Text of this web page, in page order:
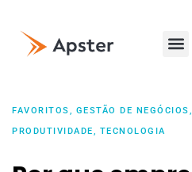
FAVORITOS, GESTÃO DE NEGÓCIOS,
PRODUTIVIDADE, TECNOLOGIA